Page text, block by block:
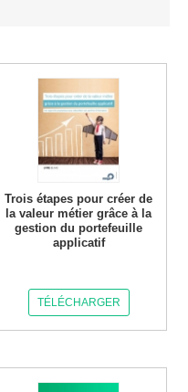
Trois étapes pour créer de
la valeur métier grâce à la
gestion du portefeuille
applicatif
TÉLÉCHARGER